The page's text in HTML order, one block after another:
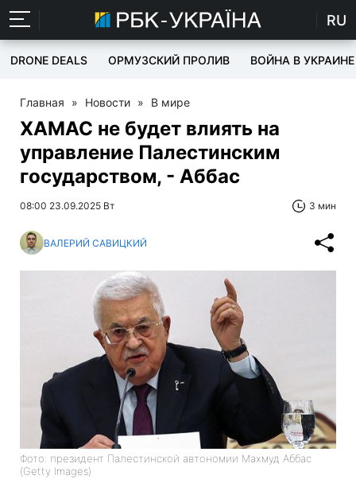
RU
DRONE DEALS ОРМУЗСКИЙ ПРОЛИВ ВОЙНА В УКРАИНЕ
Главная » Новости » В мире
ХАМАС не будет влиять на
управление Палестинским
государством, - Аббас
08:00 23.09.2025 Вт 3 мин
ВАЛЕРИЙ САВИЦКИЙ
Фото: президент Палестинской автономии Махмуд Аббас
(Getty Images)